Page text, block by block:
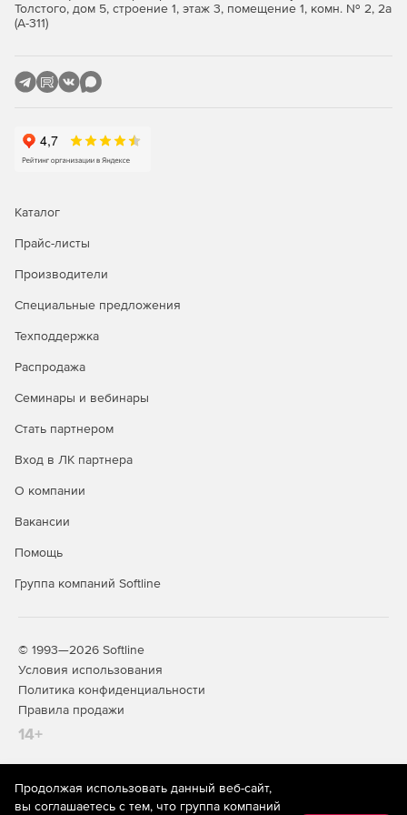
Отмена и повтор операций
Толстого, дом 5, строение 1, этаж 3, помещение 1, комн. № 2, 2а
(А-311)
Каталог
Прайс-листы
Производители
Специальные предложения
Техподдержка
Распродажа
Семинары и вебинары
Стать партнером
Вход в ЛК партнера
О компании
Вакансии
Помощь
Группа компаний Softline
© 1993—2026 Softline
Условия использования
Политика конфиденциальности
Правила продажи
14+
На информационном ресурсе store.softline.ru применяются
Продолжая использовать данный веб-сайт,
вы соглашаетесь с тем, что группа компаний